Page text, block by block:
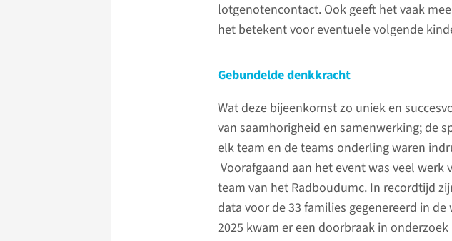
lotgenotencontact. Ook geeft het vaak
het betekent voor eventuele volgende
Gebundelde denkkracht
Wat deze bijeenkomst zo uniek en
van saamhorigheid en samenwerking; de
elk team en de teams onderling waren
Voorafgaand aan het event was veel
team van het Radboudumc. In recordtijd
data voor de 33 families gegenereerd in
2025 kwam er een doorbraak in